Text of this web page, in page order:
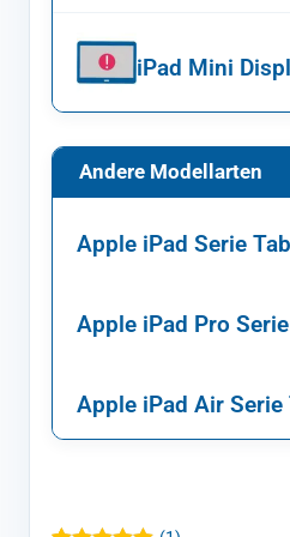
iPad Mini
Andere Modellarten
Apple iPad Serie
Apple iPad Pro
Apple iPad Air